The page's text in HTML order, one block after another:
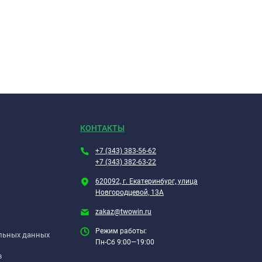
данных
КОНТАКТЫ
+7 (343) 383-56-62
+7 (343) 382-63-22
620092, г. Екатеринбург, улица
Новгородцевой, 13А
zakaz@twowin.ru
Режим работы:
Пн-Сб 9:00—19:00